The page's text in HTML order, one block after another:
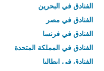
الفنادق في البحرين
الفنادق في مصر
الفنادق في فرنسا
الفنادق في المملكة المتحدة
الفنادق في إيطاليا